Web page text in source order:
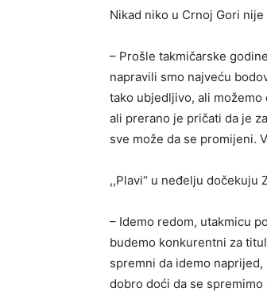
Nikad niko u Crnoj Gori
– Prošle takmičarske
napravili smo najveću
tako ubjedljivo, ali možemo
ali prerano je pričati da je
sve može da se promijeni.
,,Plavi“ u neđelju dočekuju
– Idemo redom, utakmicu
budemo konkurentni za
spremni da idemo
dobro doći da se spremimo